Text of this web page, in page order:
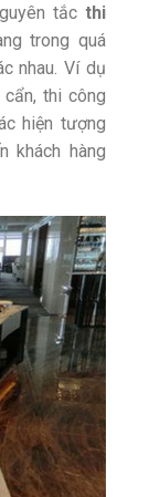
tắcthi
trong quá
nhau. Ví dụ
thi công
hiện tượng
khách hàng